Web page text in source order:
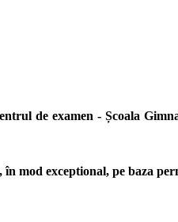
de examen - Școala
mod exceptional, pe baza